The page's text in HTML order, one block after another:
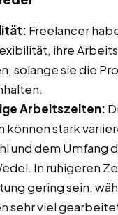
Freelancer
ihre
solange sie die
Arbeitszeiten:
können stark
und dem Umfang
In ruhigeren
gering sein,
sehr viel